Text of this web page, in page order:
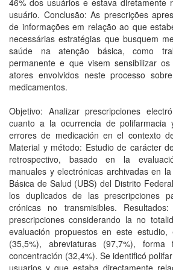
46% dos usuários e estava diretamente
usuário. Conclusão: As prescrições
de informações em relação ao que
necessárias estratégias que busquem
saúde na atenção básica, como
permanente e que visem sensibilizar
atores envolvidos neste processo
medicamentos.
Objetivo: Analizar prescripciones
cuanto a la ocurrencia de polifarmacia
errores de medicación en el contexto
Material y método: Estudio de carácter
retrospectivo, basado en la
manuales y electrónicas archivadas en
Básica de Salud (UBS) del Distrito
los duplicados de las prescripciones
crónicas no transmisibles.
prescripciones considerando la no
evaluación propuestos en este estudio,
(35,5%), abreviaturas (97,7%), forma
concentración (32,4%). Se identificó
usuarios y que estaba directamente